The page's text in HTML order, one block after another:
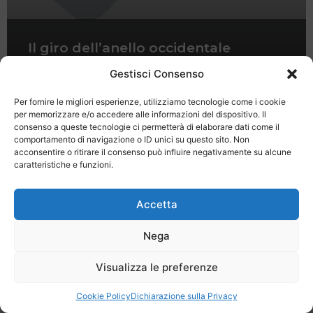
Gestisci Consenso
Per fornire le migliori esperienze, utilizziamo tecnologie come i cookie
per memorizzare e/o accedere alle informazioni del dispositivo. Il
consenso a queste tecnologie ci permetterà di elaborare dati come il
comportamento di navigazione o ID unici su questo sito. Non
acconsentire o ritirare il consenso può influire negativamente su alcune
caratteristiche e funzioni.
Accetta
Nega
Visualizza le preferenze
Cookie PolicyDichiarazione sulla Privacy
Il giro dell’anello occidentale
Last Minute
Registrati Contatti
SPECIALE LAST MINUTE - SH WEB